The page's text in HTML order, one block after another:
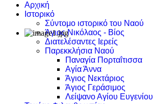
Αρχική
Ιστορικό
Σύντομο ιστορικό του Ναού
Άγιος Νικόλαος - Βίος
Διατελέσαντες Ιερείς
Παρεκκλήσια Ναού
Παναγία Πορταΐτισσα
Αγία Άννα
Άγιος Νεκτάριος
Άγιος Γεράσιμος
Λείψανο Αγίου Ευγενίου